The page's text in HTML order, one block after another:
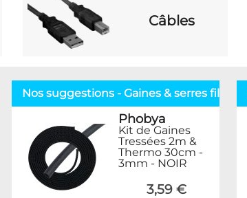
Câbles
Nos suggestions - Gaines & serres fils
Phobya
Kit de Gaines
Tressées 2m &
Thermo 30cm -
3mm - NOIR
3,59 €